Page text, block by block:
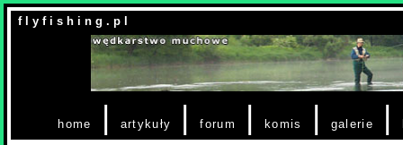
f l y f i s h i n g . p l
home | artykuły |forum | komis | galerie |